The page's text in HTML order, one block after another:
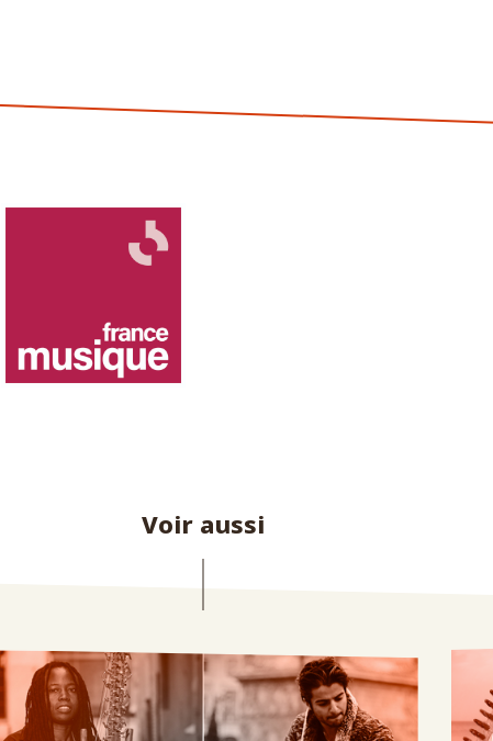
Voir aussi